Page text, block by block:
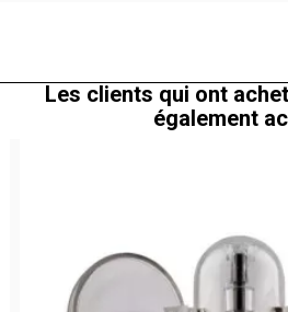
Les clients qui ont
également